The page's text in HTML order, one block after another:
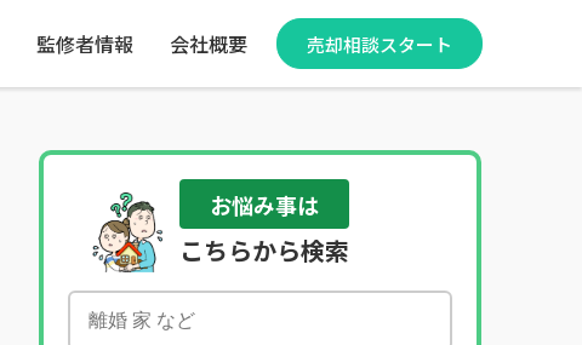
監修者情報 会社概要 売却相談スタート
お悩み事は
こちらから検索